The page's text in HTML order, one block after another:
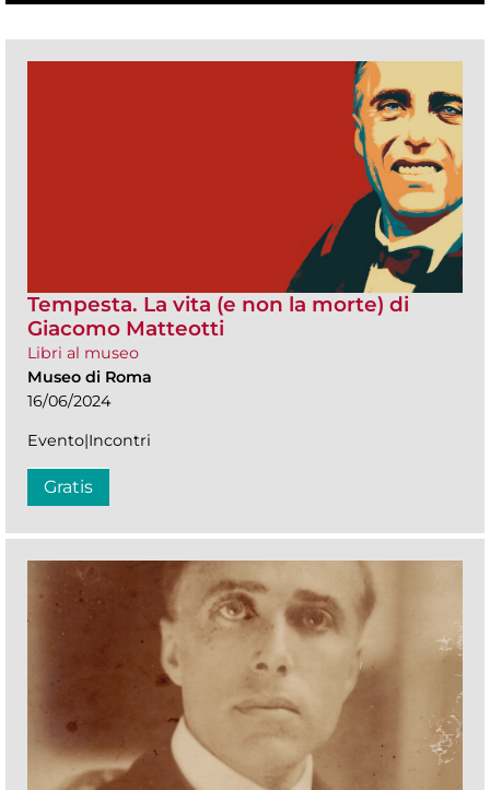
Tempesta. La vita (e non la morte) di
Giacomo Matteotti
Libri al museo
Museo di Roma
16/06/2024
Evento|Incontri
Gratis